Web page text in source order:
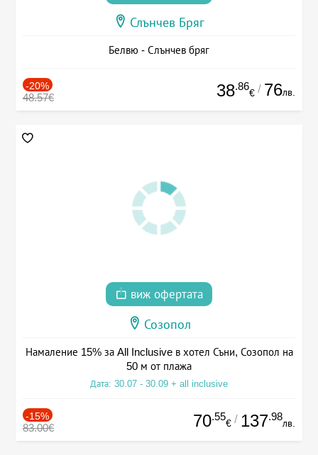
Слънчев Бряг
Белвю - Слънчев бряг
-20%
48.57€ 38.86
€ / 76лв.
виж офертата
Созопол
Намаление 15% за All Inclusive в хотел Съни, Созопол на
50 м от плажа
Дата: 30.07 - 30.09 + all inclusive
-15%
83.00€ 70.55
€ / 137.98
лв.